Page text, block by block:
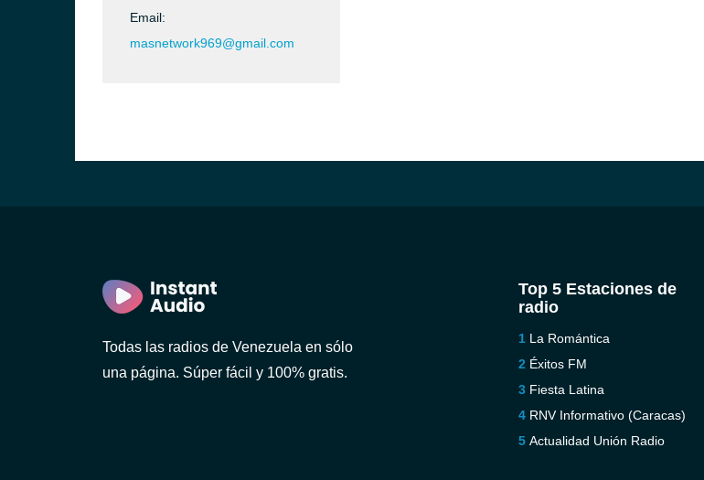
Email:
masnetwork969@gmail.com
Todas las radios de Venezuela en sólo
una página. Súper fácil y 100% gratis.
Top 5 Estaciones de
radio
La Romántica
Éxitos FM
Fiesta Latina
RNV Informativo (Caracas)
Actualidad Unión Radio